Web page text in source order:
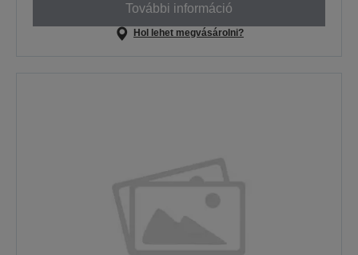
További információ
Hol lehet megvásárolni?